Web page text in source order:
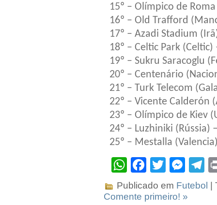
15º – Olímpico de
16º – Old Trafford
17º – Azadi Stadium
18º – Celtic Park
19º – Sukru Saracoglu
20º – Centenário
21º – Turk Telecom
22º – Vicente Calderón
23º – Olímpico de Kiev
24º – Luzhiniki (Rússia)
25º – Mestalla
WhatsApp
Facebook
Twitter
Publicado em Futebol
|
Comente primeiro! »